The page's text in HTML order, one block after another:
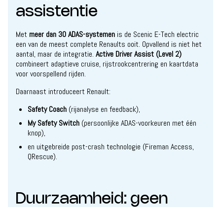
assistentie
Met meer dan 30 ADAS-systemen is de Scenic E-Tech electric
een van de meest complete Renaults ooit. Opvallend is niet het
aantal, maar de integratie. Active Driver Assist (Level 2)
combineert adaptieve cruise, rijstrookcentrering en kaartdata
voor voorspellend rijden.
Daarnaast introduceert Renault:
Safety Coach (rijanalyse en feedback),
My Safety Switch (persoonlijke ADAS-voorkeuren met één
knop),
en uitgebreide post-crash technologie (Fireman Access,
QRescue).
Duurzaamheid: geen